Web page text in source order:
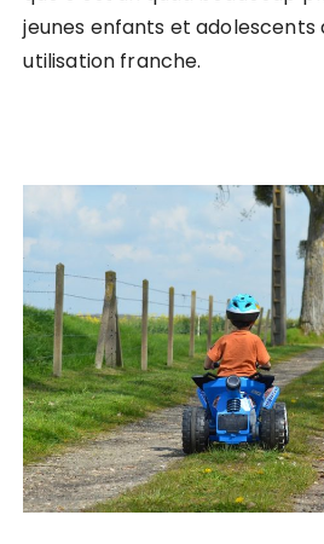
jeunes enfants et adolescents
utilisation franche.